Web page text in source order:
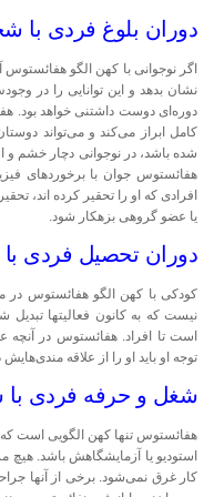
دوران بلوغ فردی با
اگر نوجوانی با کهن الگو
نشان بدهد و این توانایی را در
دوره‌ای دوست داشتنی خواهد بود.
کامل ابراز می‌کند و می‌تواند
شده باشد، در نوجوانی دچار خشم و
هفائستوس جوان با برخوردهای
افرادی که او را تحقیر کرده اند،
یا عضو گروهی بزهکار شود.
دوران تحصیل فردی
کودکی با کهن الگو هفائستوس
نیست که به کانون فعالیتها تبدیل
است تا افراد. هفائستوس در آنچه
توجه او باید او را از علاقه مندی‌هایش
شغل و حرفه فردی با
هفائستوس تنها کهن الگویی است
استودیو یا آزمایشگاهش باشد. هیچ
کار غرق نمی‌شود. برخی از آنها